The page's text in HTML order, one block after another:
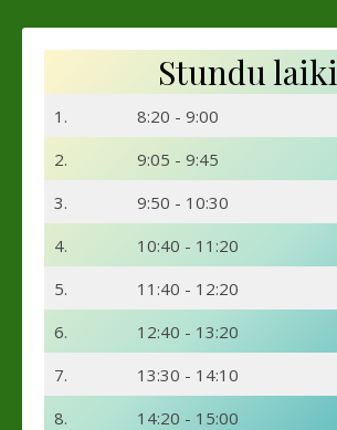
Stundu laiki
1.
8:20 - 9:00
2.
9:05 - 9:45
3.
9:50 - 10:30
4.
10:40 - 11:20
5.
11:40 - 12:20
6.
12:40 - 13:20
7.
13:30 - 14:10
8.
14:20 - 15:00